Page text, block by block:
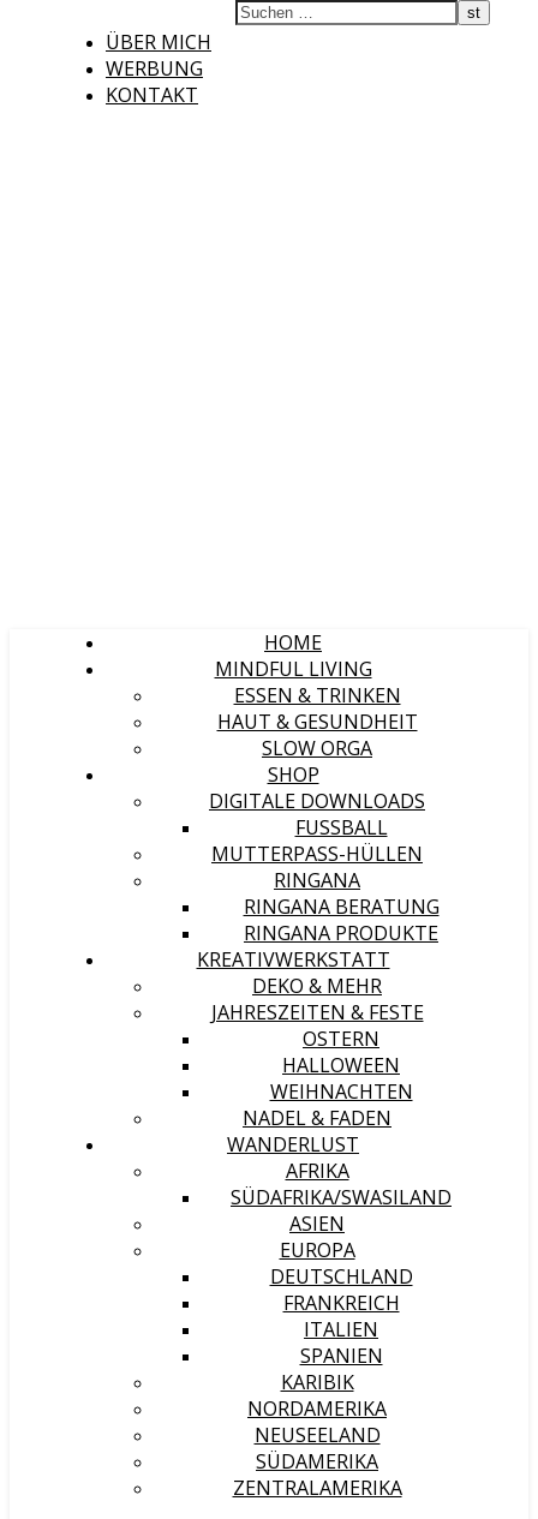
ÜBER MICH
WERBUNG
KONTAKT
HOME
MINDFUL LIVING
ESSEN & TRINKEN
HAUT & GESUNDHEIT
SLOW ORGA
SHOP
DIGITALE DOWNLOADS
FUSSBALL
MUTTERPASS-HÜLLEN
RINGANA
RINGANA BERATUNG
RINGANA PRODUKTE
KREATIVWERKSTATT
DEKO & MEHR
JAHRESZEITEN & FESTE
OSTERN
HALLOWEEN
WEIHNACHTEN
NADEL & FADEN
WANDERLUST
AFRIKA
SÜDAFRIKA/SWASILAND
ASIEN
EUROPA
DEUTSCHLAND
FRANKREICH
ITALIEN
SPANIEN
KARIBIK
NORDAMERIKA
NEUSEELAND
SÜDAMERIKA
ZENTRALAMERIKA